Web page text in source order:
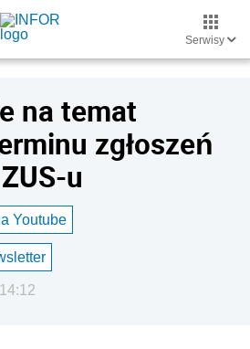
Serwisy
na temat
zgłoszeń
u
Youtube